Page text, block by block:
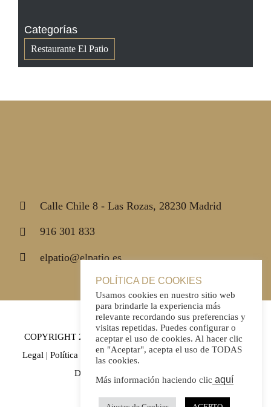
Categorías
Restaurante El Patio
Calle Chile 8 - Las Rozas, 28230 Madrid
916 301 833
elpatio@elpatio.es
COPYRIGHT 2021 | El Patio|Política de Privacidad|Aviso
Legal| Política de Cookies| Todos los derechos reservados |
Diseñada por Thunder Creativos
POLÍTICA DE COOKIES
Usamos cookies en nuestro sitio web
para brindarle la experiencia más
relevante recordando sus preferencias y
visitas repetidas. Puedes configurar o
aceptar el uso de cookies. Al hacer clic
en "Aceptar", acepta el uso de TODAS
las cookies.
Más información haciendo clic aquí